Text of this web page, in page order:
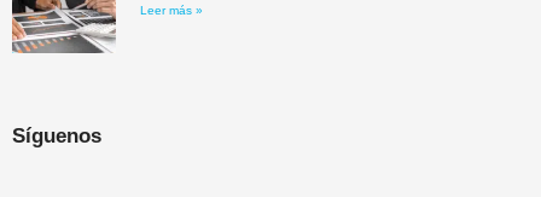
Leer más »
Síguenos